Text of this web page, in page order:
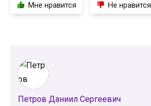
Мне нравится Не нравится
Петров Даниил Сергеевич